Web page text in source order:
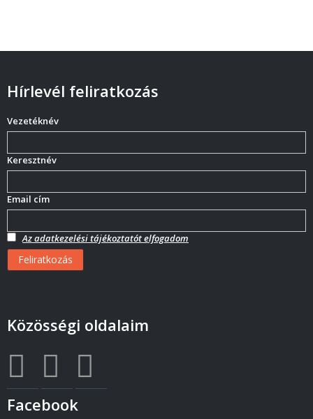
Hírlevél feliratkozás
Vezetéknév
Keresztnév
Email cím
Az adatkezelési tájékoztatót elfogadom
Közösségi oldalaim
Facebook